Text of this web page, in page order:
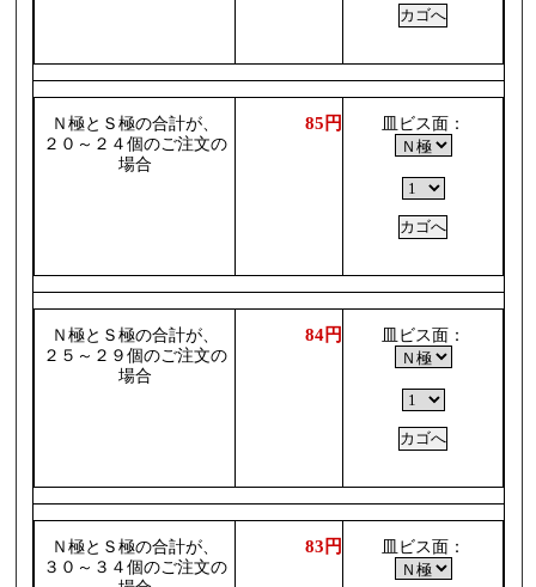
Ｎ極とＳ極の合計が、
２０～２４個のご注文の
場合
85円 皿ビス面：
Ｎ極とＳ極の合計が、
２５～２９個のご注文の
場合
84円 皿ビス面：
Ｎ極とＳ極の合計が、
３０～３４個のご注文の
83円 皿ビス面：